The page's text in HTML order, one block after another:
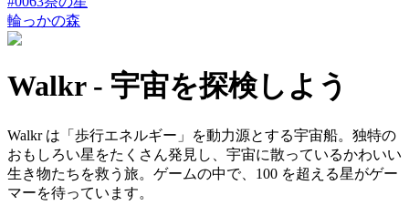
輪っかの森
Walkr- 宇宙を探検しよう
Walkr は「歩行エネルギー」を動力源とする宇宙船。独特の
おもしろい星をたくさん発見し、宇宙に散っているかわいい
生き物たちを救う旅。ゲームの中で、100 を超える星がゲー
マーを待っています。